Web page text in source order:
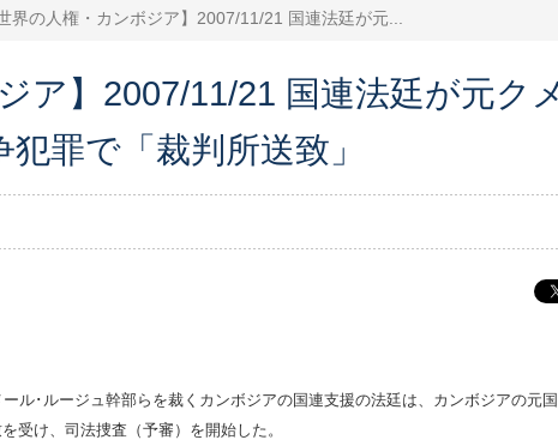
世界の人権・カンボジア】2007/11/21 国連法廷が元...
ア】2007/11/21 国連法廷が元ク
犯罪で「裁判所送致」
ル･ルージュ幹部らを裁くカンボジアの国連支援の法廷は、カンボジアの元
受け、司法捜査（予審）を開始した。